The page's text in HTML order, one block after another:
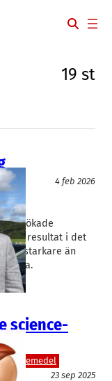
19 st
4 feb 2026
ökade
resultat i det
starkare än
stiga.
science-
Läkemedel
23 sep 2025